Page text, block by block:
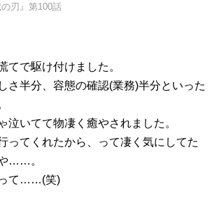
刃』第100話
てで駆け付けました。
さ半分、容態の確認(業務)半分といった
泣いてて物凄く癒やされました。
ってくれたから、って凄く気にしてた
……。
って……(笑)